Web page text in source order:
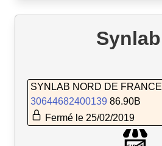
Synlab
SYNLAB NORD DE FRANCE
30644682400139 86.90B
Fermé le 25/02/2019